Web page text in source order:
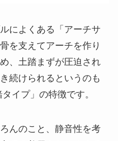
によくある「アーチサ
を支えてアーチを作り
、土踏まずが圧迫され
続けられるというのも
イプ」の特徴です。
んのこと、静音性を考